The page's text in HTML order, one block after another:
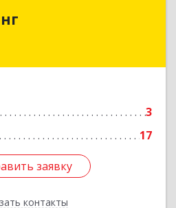
3
17
заявку
контакты
обл, Екатеринбург г, Алая
заявку
Назад